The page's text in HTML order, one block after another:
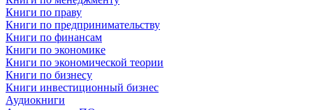
Книги по праву
Книги по предпринимательству
Книги по финансам
Книги по экономике
Книги по экономической теории
Книги по бизнесу
Книги инвестиционный бизнес
Аудиокниги